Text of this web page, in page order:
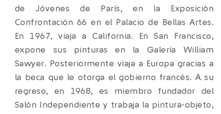
de Jóvenes de París, en la Exposición
Confrontación 66 en el Palacio de Bellas Artes.
En 1967, viaja a California. En San Francisco,
expone sus pinturas en la Galería William
Sawyer. Posteriormente viaja a Europa gracias a
la beca que le otorga el gobierno francés. A su
regreso, en 1968, es miembro fundador del
Salón Independiente y trabaja la pintura-objeto,